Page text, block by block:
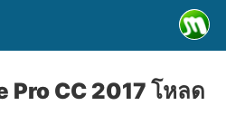
Pro CC 2017 โหลด